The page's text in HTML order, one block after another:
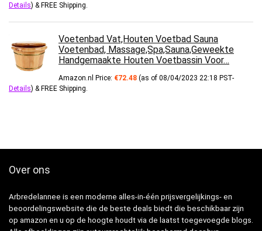
Details) &FREE Shipping.
Voetenbad Vat,Houten Voetbad Sauna
Voetenbad, Massage,Spa,Sauna,Geweekte
Handgemaakte Houten Voetbassin Voor…
Amazon.nl Price: €72.48 (as of 08/04/2023 22:18 PST-
Details) &FREE Shipping.
Over ons
Arbredelannee is een moderne alles-in-één prijsvergelijkings- en
beoordelingswebsite die de beste deals biedt die beschikbaar zijn
op amazon en u op de hoogte houdt via de laatst toegevoegde blogs.